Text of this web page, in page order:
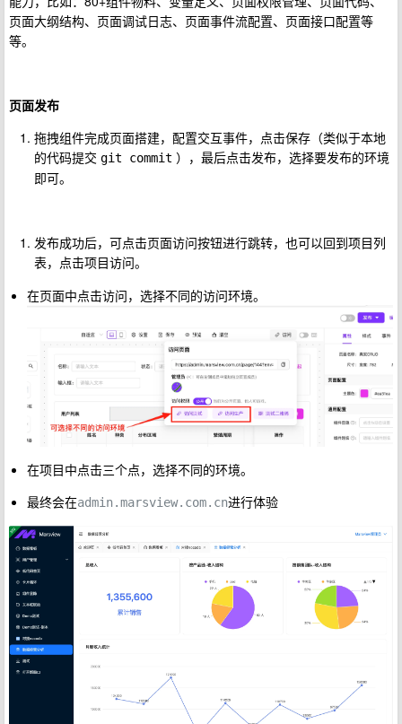
页面大纲结构、页面调试日志、页面事件流配置、页面接口配置等
等。
页面发布
拖拽组件完成页面搭建，配置交互事件，点击保存（类似于本地
的代码提交 git commit ），最后点击发布，选择要发布的环境
即可。
发布成功后，可点击页面访问按钮进行跳转，也可以回到项目列
表，点击项目访问。
在页面中点击访问，选择不同的访问环境。
在项目中点击三个点，选择不同的环境。
最终会在admin.marsview.com.cn进行体验